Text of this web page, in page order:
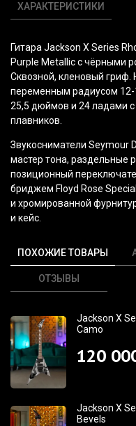
ХАРАКТЕРИСТИКИ
Гитара Jackson X Series
Purple Metallic с чёрными
Сквозной, кленовый гриф.
переменным радиусом 12-
25,5 дюймов и 24 ладами с
плавников.
Звукосниматели Seymour
мастер тона, раздельные
позиционный
бриджем Floyd Rose
и хромированной
и кейс.
ПОХОЖИЕ ТОВАРЫ
ОТЗЫВЫ
Jackson X
Camo
120
Jackson X
Bevels